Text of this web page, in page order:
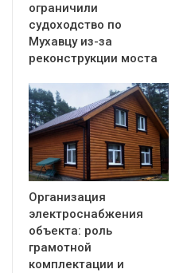
ограничили
судоходство по
Мухавцу из-за
реконструкции моста
Организация
электроснабжения
объекта: роль
грамотной
комплектации и